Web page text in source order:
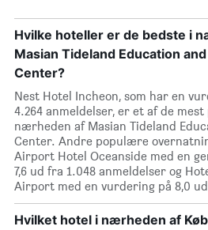
Hvilke hoteller er de bedste i
Masian Tideland Education
Center?
Nest Hotel Incheon, som har en
4.264 anmeldelser, er et af de
nærheden af Masian Tideland
Center. Andre populære
Airport Hotel Oceanside med en
7,6 ud fra 1.048 anmeldelser og
Airport med en vurdering på 8,0
Hvilket hotel i nærheden af